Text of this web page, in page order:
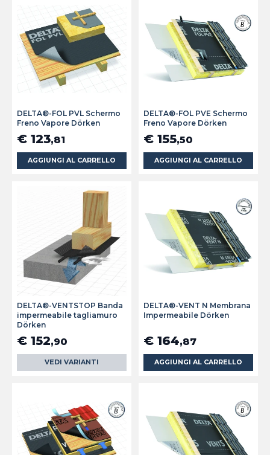
DELTA®-FOL PVL Schermo
Freno Vapore Dörken
€ 123,81
AGGIUNGI AL CARRELLO
DELTA®-FOL PVE Schermo
Freno Vapore Dörken
€ 155,50
AGGIUNGI AL CARRELLO
DELTA®-VENTSTOP Banda
impermeabile tagliamuro
Dörken
€ 152,90
VEDI VARIANTI
DELTA®-VENT N Membrana
Impermeabile Dörken
€ 164,87
AGGIUNGI AL CARRELLO